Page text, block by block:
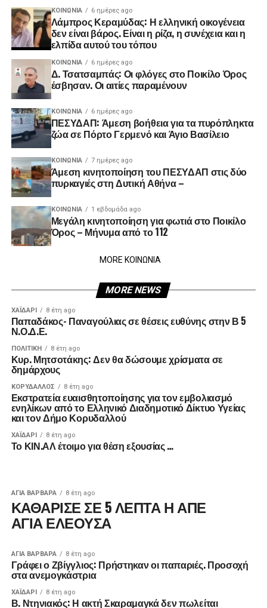
ΚΟΙΝΩΝΊΑ 6 ημέρες ago
Λάμπρος Κεραμύδας: Η ελληνική οικογένεια
δεν είναι βάρος. Είναι η ρίζα, η συνέχεια και η
ελπίδα αυτού του τόπου
ΚΟΙΝΩΝΊΑ 6 ημέρες ago
Δ. Τσατσαμπάς: Οι φλόγες στο Ποικίλο Όρος
έσβησαν. Οι αιτίες παραμένουν
ΚΟΙΝΩΝΊΑ 6 ημέρες ago
ΠΕΣΥΔΑΠ: Άμεση βοήθεια για τα πυρόπληκτα
ζώα σε Πόρτο Γερμενό και Άγιο Βασίλειο
ΚΟΙΝΩΝΊΑ 7 ημέρες ago
Άμεση κινητοποίηση του ΠΕΣΥΔΑΠ στις δύο
πυρκαγιές στη Δυτική Αθήνα –
ΚΟΙΝΩΝΊΑ 1 εβδομάδα ago
Μεγάλη κινητοποίηση για φωτιά στο Ποικίλο
Όρος – Μήνυμα από το 112
MORE ΚΟΙΝΩΝΙΑ
MORE NEWS
ΧΑΪΔΑΡΙ 8 έτη ago
Παπαδάκος- Παναγούλιας σε θέσεις ευθύνης στην Β 5
Ν.Ο.Δ.Ε.
ΠΟΛΙΤΙΚΉ 8 έτη ago
Κυρ. Μητσοτάκης: Δεν θα δώσουμε χρίσματα σε
δημάρχους
ΚΟΡΥΔΑΛΛΟΣ 8 έτη ago
Εκστρατεία ευαισθητοποίησης για τον εμβολιασμό
ενηλίκων από το Ελληνικό Διαδημοτικό Δίκτυο Υγείας
και τον Δήμο Κορυδαλλού
ΧΑΪΔΑΡΙ 8 έτη ago
Το ΚΙΝ.ΑΛ έτοιμο για θέση εξουσίας …
ΑΓΙΑ ΒΑΡΒΑΡΑ 8 έτη ago
ΚΑΘΑΡΙΣΕ ΣΕ 5 ΛΕΠΤΑ Η ΑΠΕ
ΑΓΙΑ ΕΛΕΟΥΣΑ
ΑΓΙΑ ΒΑΡΒΑΡΑ 8 έτη ago
Γράφει ο Ζβίγγλιος: Πρήστηκαν οι παπαριές. Προσοχή
στα ανεμογκάστρια
ΧΑΪΔΑΡΙ 8 έτη ago
Β. Ντηνιακός: Η ακτή Σκαραμαγκά δεν πωλείται